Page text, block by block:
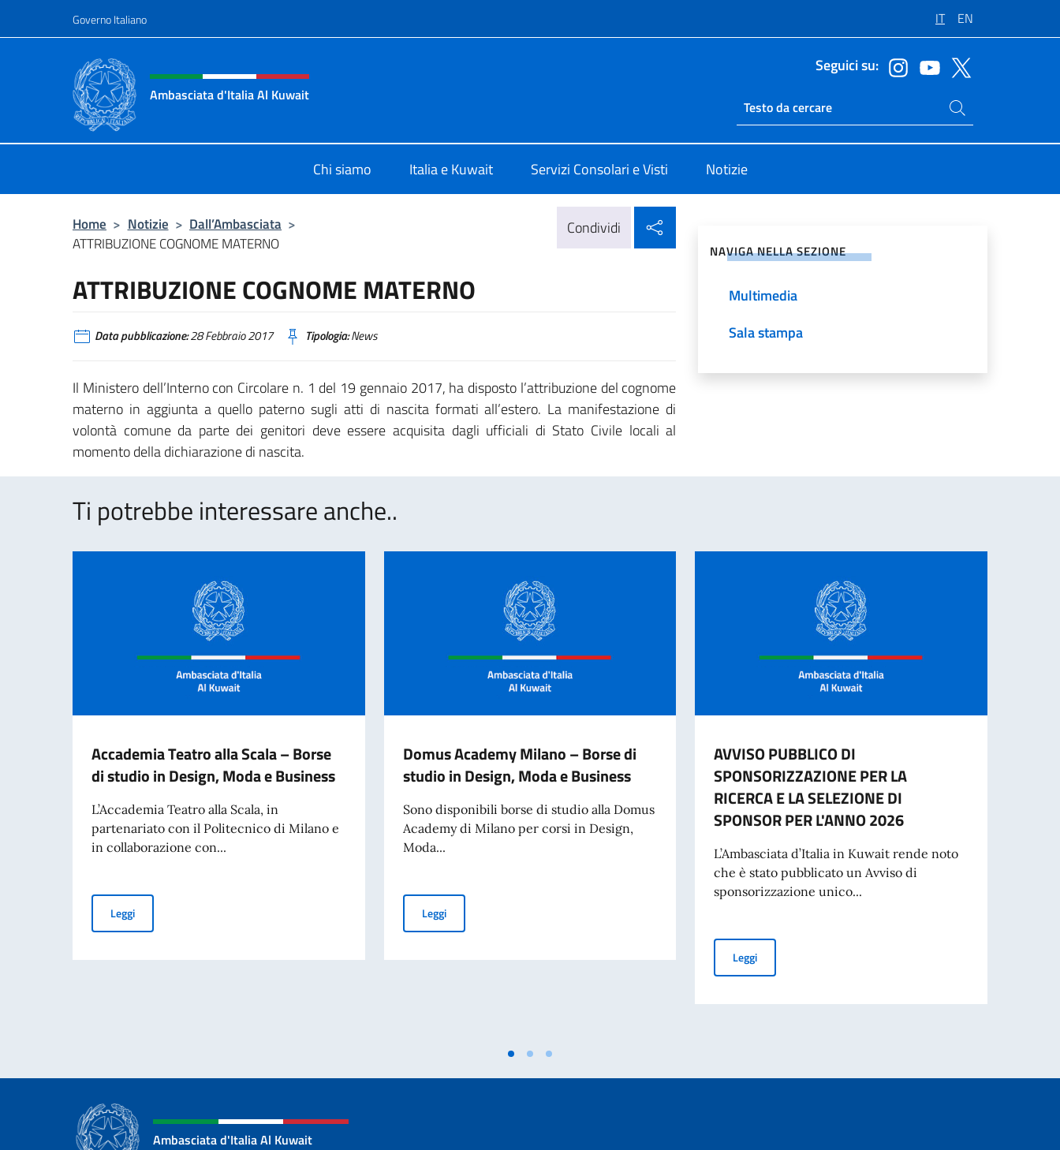
Governo Italiano IT EN
Intestazione sito, social e menù
Ambasciata d'Italia Al Kuwait
Seguici su:
Ricerca sito live
Cerca nel sito
Chi siamo Italia e Kuwait Servizi Consolari e Visti Notizie
Home > Notizie > Dall’Ambasciata >
ATTRIBUZIONE COGNOME MATERNO
Condividi
ATTRIBUZIONE COGNOME MATERNO
Data pubblicazione:28 Febbraio 2017 Tipologia:News
Il Ministero dell’Interno con Circolare n. 1 del 19 gennaio 2017, ha disposto l’attribuzione del cognome
materno in aggiunta a quello paterno sugli atti di nascita formati all’estero. La manifestazione di
volontà comune da parte dei genitori deve essere acquisita dagli ufficiali di Stato Civile locali al
momento della dichiarazione di nascita.
NAVIGA NELLA SEZIONE
Multimedia
Sala stampa
Ti potrebbe interessare anche..
Accademia Teatro alla Scala – Borse
di studio in Design, Moda e Business
L’Accademia Teatro alla Scala, in
partenariato con il Politecnico di Milano e
in collaborazione con...
LeggiAccademia Teatro alla Scala – Borse di studio in Design, Moda e Business
Domus Academy Milano – Borse di
studio in Design, Moda e Business
Sono disponibili borse di studio alla Domus
Academy di Milano per corsi in Design,
Moda...
LeggiDomus Academy Milano – Borse di studio in Design, Moda e Business
AVVISO PUBBLICO DI
SPONSORIZZAZIONE PER LA
RICERCA E LA SELEZIONE DI
SPONSOR PER L'ANNO 2026
L’Ambasciata d’Italia in Kuwait rende noto
che è stato pubblicato un Avviso di
sponsorizzazione unico...
LeggiAVVISO PUBBLICO DI SPONSORIZZAZIONE PER LA RICERCA E
Ambasciata d'Italia Al Kuwait